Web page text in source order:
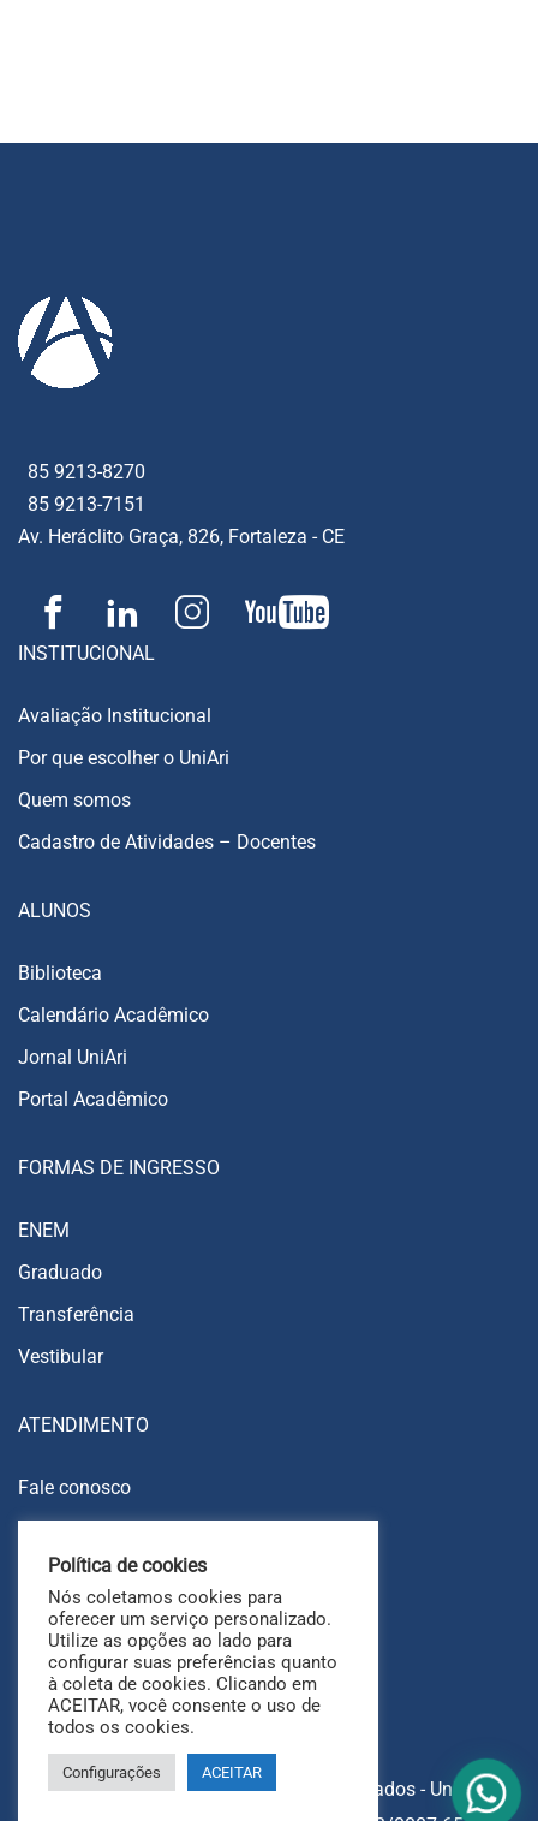
85 9213-8270
85 9213-7151
Av. Heráclito Graça, 826, Fortaleza - CE
INSTITUCIONAL
Avaliação Institucional
Por que escolher o UniAri
Quem somos
Cadastro de Atividades – Docentes
ALUNOS
Biblioteca
Calendário Acadêmico
Jornal UniAri
Portal Acadêmico
FORMAS DE INGRESSO
ENEM
Graduado
Transferência
Vestibular
ATENDIMENTO
Fale conosco
Ouvidoria
FAQ
Copyright © 2025 Todos os direitos reservados - UniAri.
Política de cookies
Nós coletamos cookies para
oferecer um serviço personalizado.
Utilize as opções ao lado para
configurar suas preferências quanto
à coleta de cookies. Clicando em
ACEITAR, você consente o uso de
todos os cookies.
Configurações ACEITAR